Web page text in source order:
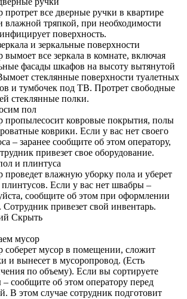
протрет все дверные ручки в квартире
влажной тряпкой, при необходимости
поверхность.
и зеркальные поверхности
вымоет все зеркала в комнате, включая
фасады шкафов на высоту вытянутой
стеклянные поверхности туалетных
и тумбочек под ТВ. Протрет свободные
стеклянные полки.
пол
пропылесосит ковровые покрытия, полы
коврики. Если у вас нет своего
– заранее сообщите об этом оператору,
привезет свое оборудование.
и плинтуса
проведет влажную уборку пола и уберет
Если у вас нет швабры –
сообщите об этом при оформлении
Сотрудник привезет свой инвентарь.
Скрыть
мусор
соберет мусор в помещении, сложит
и вынесет в мусоропровод. (Есть
по объему). Если вы сортируете
– сообщите об этом оператору перед
В этом случае сотрудник подготовит